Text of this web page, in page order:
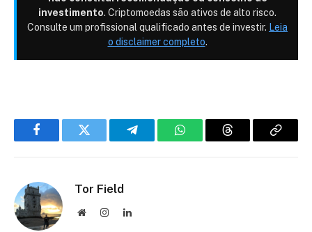
investimento. Criptomoedas são ativos de alto risco.
Consulte um profissional qualificado antes de investir. Leia
o disclaimer completo.
FacebookTwitter TelegramWhatsAppThreads Copiar
Tor Field
Site InstagramLinkedIn